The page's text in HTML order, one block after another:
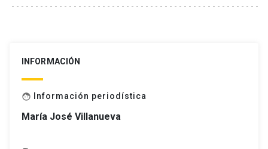
INFORMACIÓN
face Información periodística
María José Villanueva